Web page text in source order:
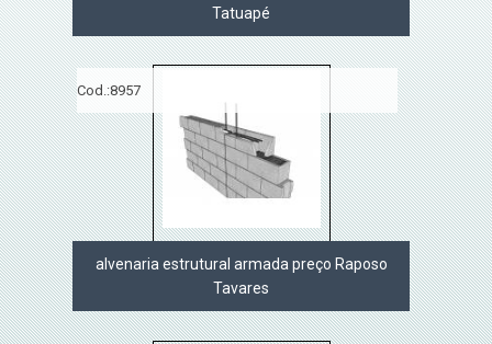
Tatuapé
Cod.:8957
alvenaria estrutural armada preço Raposo
Tavares